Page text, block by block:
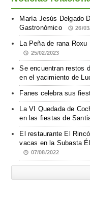
María Jesús Delgado
Gastronómico
26/
La Peña de rana
25/02/2023
Se encuentran restos
en el yacimiento de
Fanes celebra sus
La VI Quedada de
en las fiestas de
El restaurante El
vacas en la Subasta
07/08/2022